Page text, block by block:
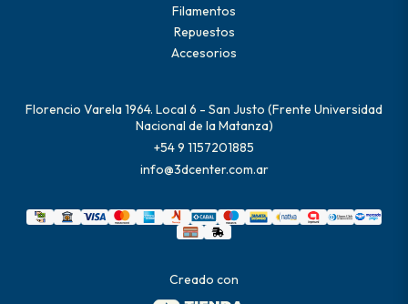
Filamentos
Repuestos
Accesorios
Florencio Varela 1964. Local 6 - San Justo (Frente Universidad
Nacional de la Matanza)
+54 9 1157201885
info@3dcenter.com.ar
Creado con